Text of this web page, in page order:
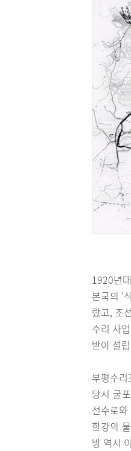
1920년
본국의 ‘
랐고, 조
수리 사
받아 설
부평수
당시 굴
선수로
한강의
방 역시